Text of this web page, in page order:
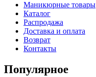
Маникюрные товары
Каталог
Распродажа
Доставка и оплата
Возврат
Контакты
Популярное